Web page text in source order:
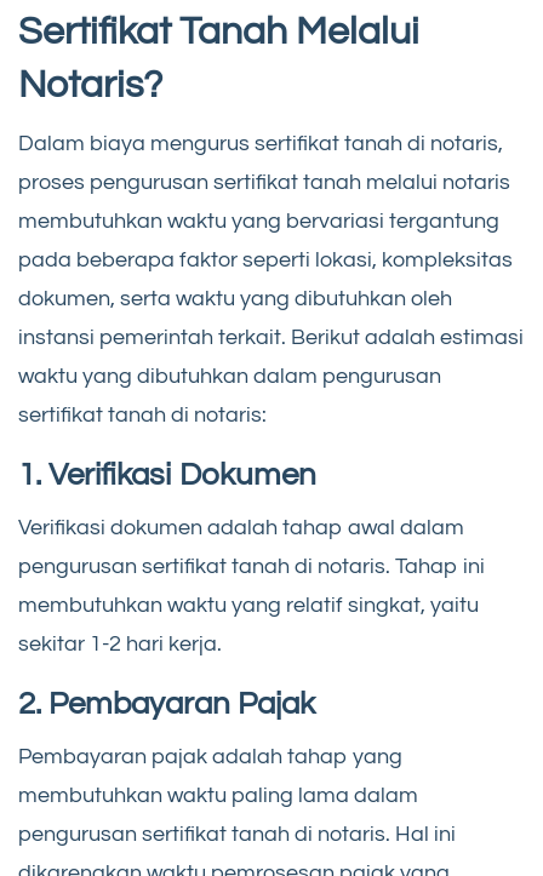
Sertifikat Tanah Melalui
Notaris?
Dalam biaya mengurus sertifikat tanah di notaris,
proses pengurusan sertifikat tanah melalui notaris
membutuhkan waktu yang bervariasi tergantung
pada beberapa faktor seperti lokasi, kompleksitas
dokumen, serta waktu yang dibutuhkan oleh
instansi pemerintah terkait. Berikut adalah estimasi
waktu yang dibutuhkan dalam pengurusan
sertifikat tanah di notaris:
1. Verifikasi Dokumen
Verifikasi dokumen adalah tahap awal dalam
pengurusan sertifikat tanah di notaris. Tahap ini
membutuhkan waktu yang relatif singkat, yaitu
sekitar 1-2 hari kerja.
2. Pembayaran Pajak
Pembayaran pajak adalah tahap yang
membutuhkan waktu paling lama dalam
pengurusan sertifikat tanah di notaris. Hal ini